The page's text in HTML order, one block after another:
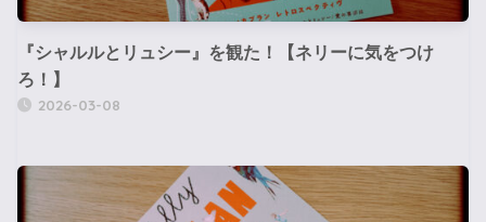
『シャルルとリュシー』を観た！【ネリーに気をつけ
ろ！】
2026-03-08